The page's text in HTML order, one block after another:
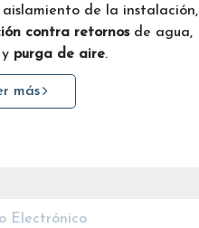
aislamiento de la instalación,
contra retornosde agua,
y purga de aire.
más